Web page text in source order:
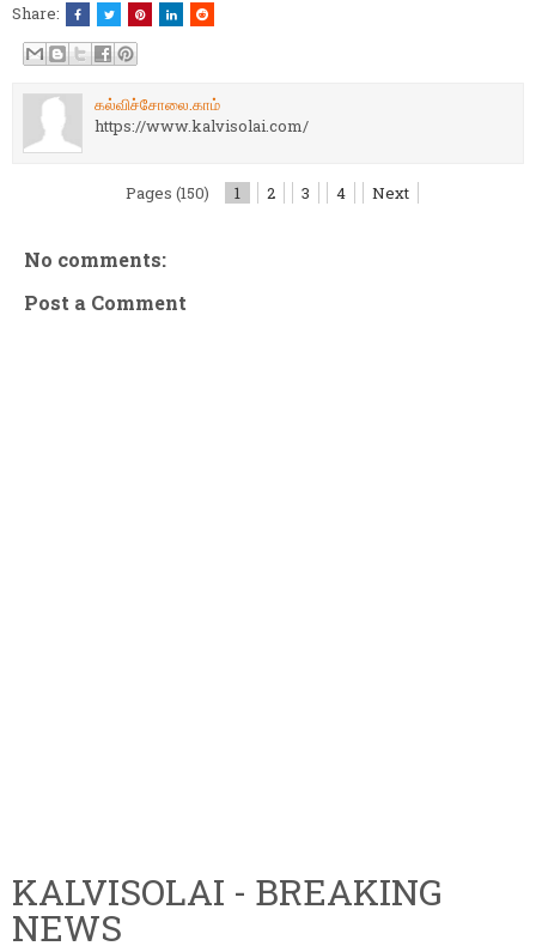
Share:
கல்விச்சோலை.காம்
https://www.kalvisolai.com/
Pages (150) 1 2 3 4 Next
No comments:
Post a Comment
KALVISOLAI - BREAKING
NEWS